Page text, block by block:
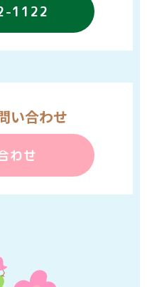
1122
い合わせ
わせ